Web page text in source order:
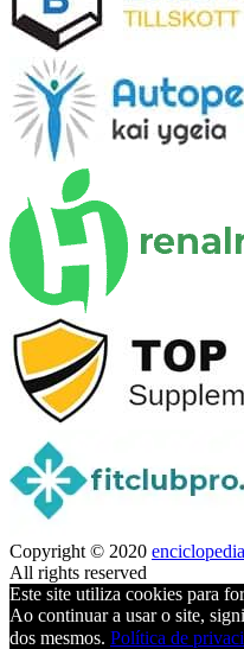
Copyright © 2020
All rights reserved
Este site utiliza cookies para
Ao continuar a usar o site,
dos mesmos. Política de